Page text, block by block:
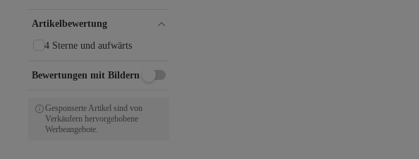
Artikelbewertung
4 Sterne und aufwärts
Bewertungen mit Bildern
Gesponserte Artikel sind von
Verkäufern hervorgehobene
Werbeangebote.